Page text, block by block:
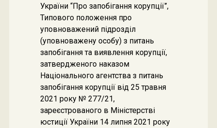
України “Про запобігання корупції”,
Типового положення про
уповноважений підрозділ
(уповноважену особу) з питань
запобігання та виявлення корупції,
затвердженого наказом
Національного агентства з питань
запобігання корупції від 25 травня
2021 року № 277/21,
зареєстрованого в Міністерстві
юстиції України 14 липня 2021 року